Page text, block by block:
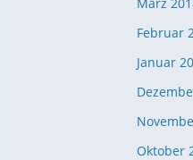
Februar
Januar
Oktober